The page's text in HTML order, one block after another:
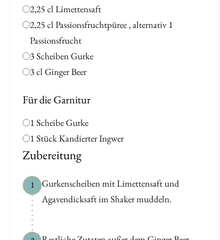
2,25 cl Limettensaft
2,25 cl Passionsfruchtpüree , alternativ 1
Passionsfrucht
3 Scheiben Gurke
3 cl Ginger Beer
Für die Garnitur
1 Scheibe Gurke
1 Stück Kandierter Ingwer
Zubereitung
1
Gurkenscheiben mit Limettensaft und
Agavendicksaft im Shaker muddeln.